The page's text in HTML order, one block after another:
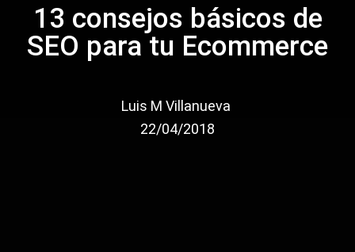
13 consejos básicos de
SEO para tu Ecommerce
Luis M Villanueva
22/04/2018